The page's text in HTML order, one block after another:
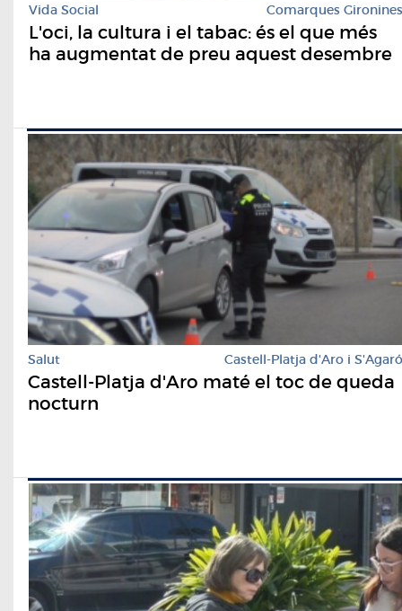
Vida Social Comarques Gironines
L'oci, la cultura i el tabac: és el que més
ha augmentat de preu aquest desembre
Salut Castell-Platja d'Aro i S'Agaró
Castell-Platja d'Aro maté el toc de queda
nocturn